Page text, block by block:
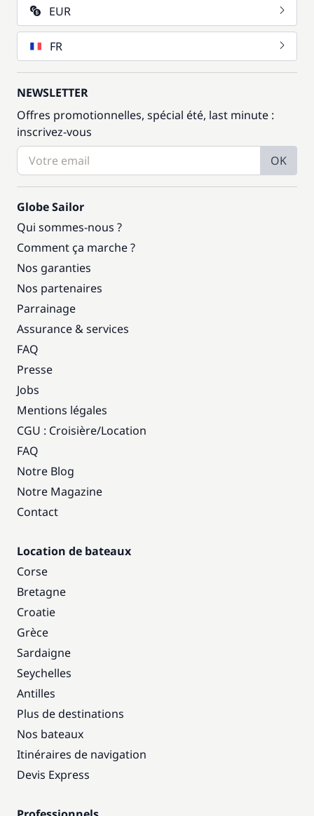
EUR
FR
NEWSLETTER
Offres promotionnelles, spécial été, last minute :
inscrivez-vous
OK
Globe Sailor
Qui sommes-nous ?
Comment ça marche ?
Nos garanties
Nos partenaires
Parrainage
Assurance & services
FAQ
Presse
Jobs
Mentions légales
CGU : Croisière/Location
FAQ
Notre Blog
Notre Magazine
Contact
Location de bateaux
Corse
Bretagne
Croatie
Grèce
Sardaigne
Seychelles
Antilles
Plus de destinations
Nos bateaux
Itinéraires de navigation
Devis Express